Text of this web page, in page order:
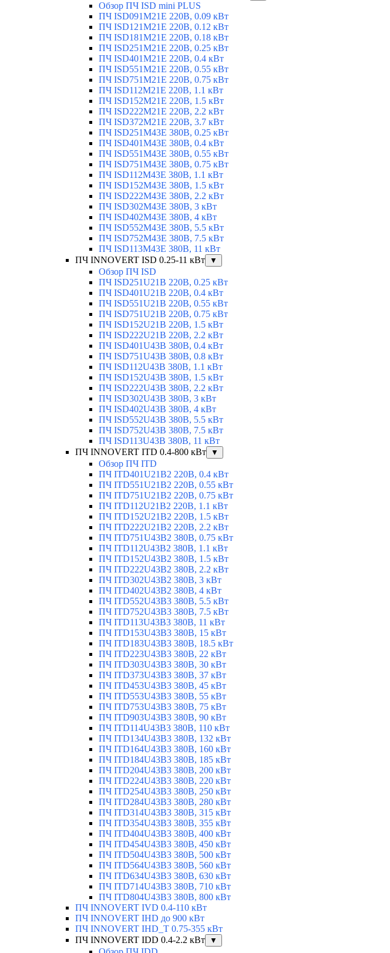
Обзор ПЧ ISD mini PLUS
ПЧ ISD091M21E 220В, 0.09 кВт
ПЧ ISD121M21E 220В, 0.12 кВт
ПЧ ISD181M21E 220В, 0.18 кВт
ПЧ ISD251M21E 220В, 0.25 кВт
ПЧ ISD401M21E 220В, 0.4 кВт
ПЧ ISD551M21E 220В, 0.55 кВт
ПЧ ISD751M21E 220В, 0.75 кВт
ПЧ ISD112M21E 220В, 1.1 кВт
ПЧ ISD152M21E 220В, 1.5 кВт
ПЧ ISD222M21E 220В, 2.2 кВт
ПЧ ISD372M21E 220В, 3.7 кВт
ПЧ ISD251M43E 380В, 0.25 кВт
ПЧ ISD401M43E 380В, 0.4 кВт
ПЧ ISD551M43E 380В, 0.55 кВт
ПЧ ISD751M43E 380В, 0.75 кВт
ПЧ ISD112M43E 380В, 1.1 кВт
ПЧ ISD152M43E 380В, 1.5 кВт
ПЧ ISD222M43E 380В, 2.2 кВт
ПЧ ISD302M43E 380В, 3 кВт
ПЧ ISD402M43E 380В, 4 кВт
ПЧ ISD552M43E 380В, 5.5 кВт
ПЧ ISD752M43E 380В, 7.5 кВт
ПЧ ISD113M43E 380В, 11 кВт
ПЧ INNOVERT ISD 0.25-11 кВт
▼
Обзор ПЧ ISD
ПЧ ISD251U21B 220В, 0.25 кВт
ПЧ ISD401U21B 220В, 0.4 кВт
ПЧ ISD551U21B 220В, 0.55 кВт
ПЧ ISD751U21B 220В, 0.75 кВт
ПЧ ISD152U21B 220В, 1.5 кВт
ПЧ ISD222U21B 220В, 2.2 кВт
ПЧ ISD401U43B 380В, 0.4 кВт
ПЧ ISD751U43B 380В, 0.8 кВт
ПЧ ISD112U43B 380В, 1.1 кВт
ПЧ ISD152U43B 380В, 1.5 кВт
ПЧ ISD222U43B 380В, 2.2 кВт
ПЧ ISD302U43B 380В, 3 кВт
ПЧ ISD402U43B 380В, 4 кВт
ПЧ ISD552U43B 380В, 5.5 кВт
ПЧ ISD752U43B 380В, 7.5 кВт
ПЧ ISD113U43B 380В, 11 кВт
ПЧ INNOVERT ITD 0.4-800 кВт
▼
Обзор ПЧ ITD
ПЧ ITD401U21B2 220В, 0.4 кВт
ПЧ ITD551U21B2 220В, 0.55 кВт
ПЧ ITD751U21B2 220В, 0.75 кВт
ПЧ ITD112U21B2 220В, 1.1 кВт
ПЧ ITD152U21B2 220В, 1.5 кВт
ПЧ ITD222U21B2 220В, 2.2 кВт
ПЧ ITD751U43B2 380В, 0.75 кВт
ПЧ ITD112U43B2 380В, 1.1 кВт
ПЧ ITD152U43B2 380В, 1.5 кВт
ПЧ ITD222U43B2 380В, 2.2 кВт
ПЧ ITD302U43B2 380В, 3 кВт
ПЧ ITD402U43B2 380В, 4 кВт
ПЧ ITD552U43B3 380В, 5.5 кВт
ПЧ ITD752U43B3 380В, 7.5 кВт
ПЧ ITD113U43B3 380В, 11 кВт
ПЧ ITD153U43B3 380В, 15 кВт
ПЧ ITD183U43B3 380В, 18.5 кВт
ПЧ ITD223U43B3 380В, 22 кВт
ПЧ ITD303U43B3 380В, 30 кВт
ПЧ ITD373U43B3 380В, 37 кВт
ПЧ ITD453U43B3 380В, 45 кВт
ПЧ ITD553U43B3 380В, 55 кВт
ПЧ ITD753U43B3 380В, 75 кВт
ПЧ ITD903U43B3 380В, 90 кВт
ПЧ ITD114U43B3 380В, 110 кВт
ПЧ ITD134U43B3 380В, 132 кВт
ПЧ ITD164U43B3 380В, 160 кВт
ПЧ ITD184U43B3 380В, 185 кВт
ПЧ ITD204U43B3 380В, 200 кВт
ПЧ ITD224U43B3 380В, 220 кВт
ПЧ ITD254U43B3 380В, 250 кВт
ПЧ ITD284U43B3 380В, 280 кВт
ПЧ ITD314U43B3 380В, 315 кВт
ПЧ ITD354U43B3 380В, 355 кВт
ПЧ ITD404U43B3 380В, 400 кВт
ПЧ ITD454U43B3 380В, 450 кВт
ПЧ ITD504U43B3 380В, 500 кВт
ПЧ ITD564U43B3 380В, 560 кВт
ПЧ ITD634U43B3 380В, 630 кВт
ПЧ ITD714U43B3 380В, 710 кВт
ПЧ ITD804U43B3 380В, 800 кВт
ПЧ INNOVERT IVD 0.4-110 кВт
ПЧ INNOVERT IHD до 900 кВт
ПЧ INNOVERT IHD_T 0.75-355 кВт
ПЧ INNOVERT IDD 0.4-2.2 кВт
▼